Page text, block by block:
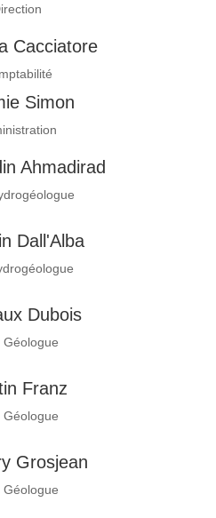
Cacciatore
Simon
Ahmadirad
Dall'Alba
Dubois
Géologue
Franz
Géologue
Grosjean
Géologue